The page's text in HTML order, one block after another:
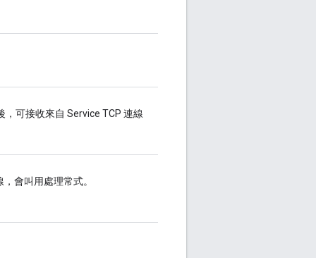
可接收來自 Service TCP 連線
會叫用處理常式。